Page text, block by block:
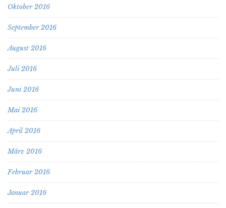
Oktober 2016
September 2016
August 2016
Juli 2016
Juni 2016
Mai 2016
April 2016
März 2016
Februar 2016
Januar 2016